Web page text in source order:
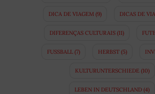
DICA DE VIAGEM (9) DICAS DE
DIFERENÇAS CULTURAIS (11)
FUSSBALL (7) HERBST(5)
KULTURUNTERSCHIEDE(10)
LEBEN IN DEUTSCHLAND (4)